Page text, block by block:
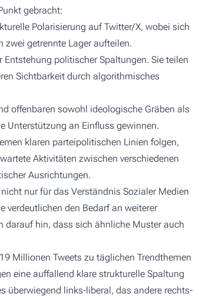
gebracht:
Polarisierung auf Twitter/X, wobei sich
zwei getrennte Lager aufteilen.
politischer Spaltungen. Sie teilen
Sichtbarkeit durch algorithmisches
offenbaren sowohl ideologische Gräben als
Unterstützung an Einfluss gewinnen.
klaren parteipolitischen Linien folgen,
Aktivitäten zwischen verschiedenen
Ausrichtungen.
nur für das Verständnis Sozialer Medien
verdeutlichen den Bedarf an weiterer
darauf hin, dass sich ähnliche Muster auch
Millionen Tweets zu täglichen Trendthemen
eine auffallend klare strukturelle Spaltung
überwiegend links-liberal, das andere rechts-